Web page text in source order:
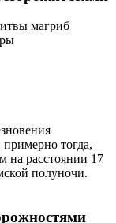
магриб
примерно тогда,
на расстоянии 17
полуночи.